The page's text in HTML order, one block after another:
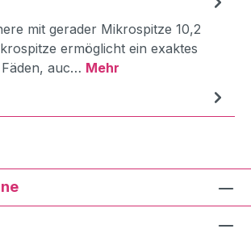
mit gerader Mikrospitze 10,2
ermöglicht ein exaktes
auc… Mehr